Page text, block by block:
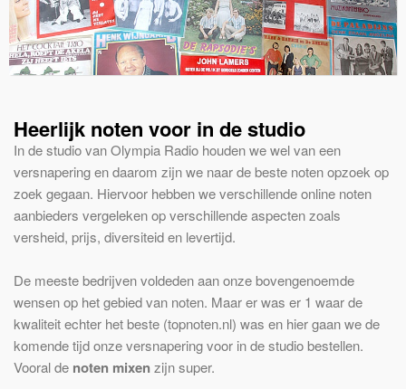
Heerlijk noten voor in de studio
In de studio van Olympia Radio houden we wel van een
versnapering en daarom zijn we naar de beste noten opzoek op
zoek gegaan. Hiervoor hebben we verschillende online noten
aanbieders vergeleken op verschillende aspecten zoals
versheid, prijs, diversiteid en levertijd.
De meeste bedrijven voldeden aan onze bovengenoemde
wensen op het gebied van noten. Maar er was er 1 waar de
kwaliteit echter het beste (topnoten.nl) was en hier gaan we de
komende tijd onze versnapering voor in de studio bestellen.
Vooral de noten mixenzijn super.